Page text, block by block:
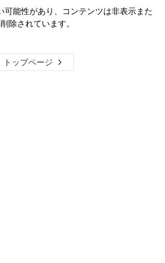
可能性があり、コンテンツは非表示また
除されています。
トップページ